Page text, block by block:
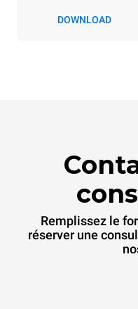
DOWNLOAD
Remplissez le
réserver une